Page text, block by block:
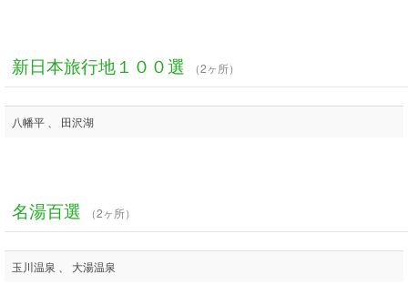
新日本旅行地１００選 （2ヶ所）
八幡平 、 田沢湖
名湯百選 （2ヶ所）
玉川温泉 、 大湯温泉